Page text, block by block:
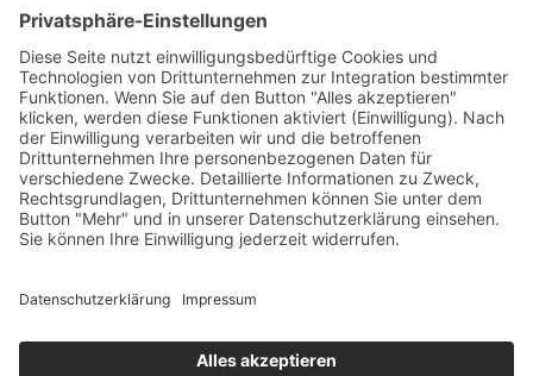
Welt-der-Zitate.com
Über unsere Zitate Sammlung
Datenschutz
Social Media Police
Impressum
Schöne Sprüche
Beliebte Themen